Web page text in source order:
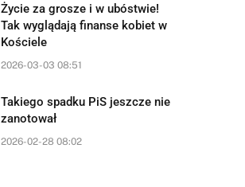
Życie za grosze i w ubóstwie!
Tak wyglądają finanse kobiet w
Kościele
2026-03-03 08:51
Takiego spadku PiS jeszcze nie
zanotował
2026-02-28 08:02